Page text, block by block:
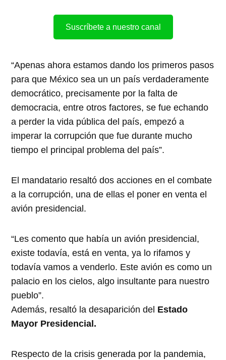
Suscríbete a nuestro canal
“Apenas ahora estamos dando los primeros pasos
para que México sea un un país verdaderamente
democrático, precisamente por la falta de
democracia, entre otros factores, se fue echando
a perder la vida pública del país, empezó a
imperar la corrupción que fue durante mucho
tiempo el principal problema del país”.
El mandatario resaltó dos acciones en el combate
a la corrupción, una de ellas el poner en venta el
avión presidencial.
“Les comento que había un avión presidencial,
existe todavía, está en venta, ya lo rifamos y
todavía vamos a venderlo. Este avión es como un
palacio en los cielos, algo insultante para nuestro
pueblo”.
Además, resaltó la desaparición del Estado
Mayor Presidencial.
Respecto de la crisis generada por la pandemia,